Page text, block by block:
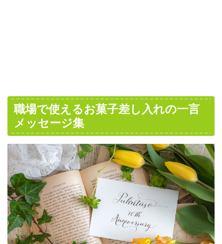
職場で使えるお菓子差し入れの一言
メッセージ集